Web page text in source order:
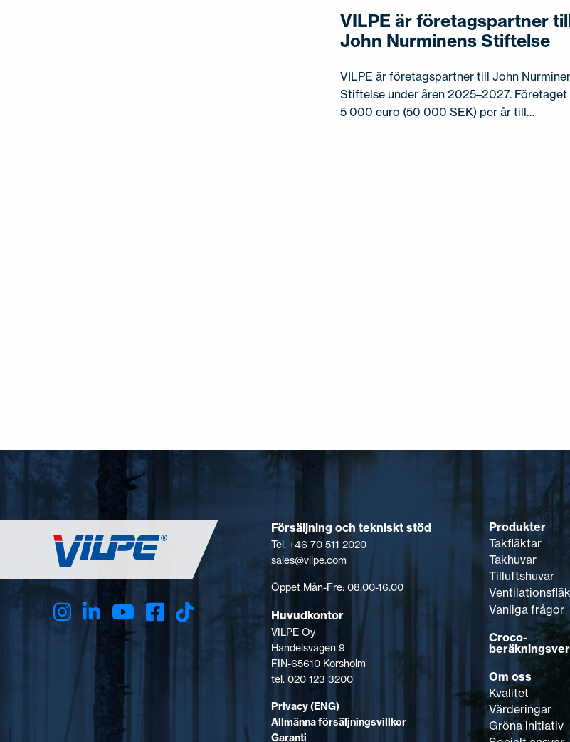
VILPE är företagspartner
John Nurminens Stiftelse
VILPE är företagspartner till John
Stiftelse under åren 2025–2027.
5 000 euro (50 000 SEK) per år till…
Försäljning och tekniskt stöd
Tel. +46 70 511 2020
sales@vilpe.com
Öppet Mån-Fre: 08.00-16.00
Huvudkontor
VILPE Oy
Handelsvägen 9
FIN-65610 Korsholm
tel. 020 123 3200
Privacy (ENG)
Allmänna försäljningsvillkor
Garanti
Produkter
Takfläktar
Takhuvar
Tilluftshuvar
Vanliga frågor
Croco-
Om oss
Kvalitet
Värderingar
Gröna initiativ